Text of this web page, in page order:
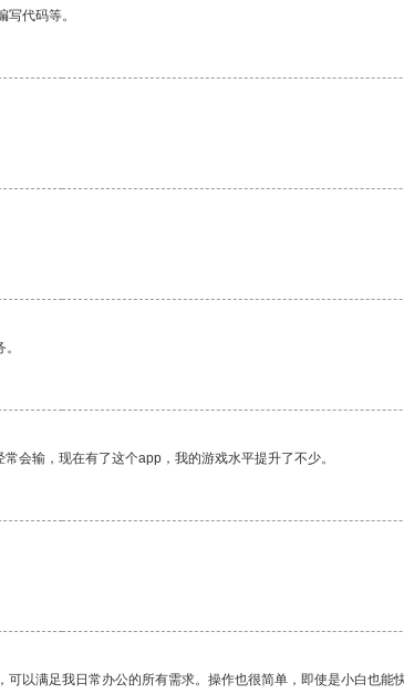
代码等。
会输，现在有了这个app，我的游戏水平提升了不少。
以满足我日常办公的所有需求。操作也很简单，即使是小白也能快